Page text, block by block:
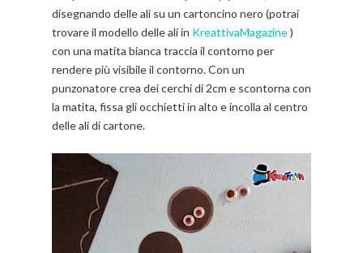
disegnando delle ali su un cartoncino nero (potrai
trovare il modello delle ali in KreattivaMagazine)
con una matita bianca traccia il contorno per
rendere più visibile il contorno. Con un
punzonatore crea dei cerchi di 2cm e scontorna con
la matita, fissa gli occhietti in alto e incolla al centro
delle ali di cartone.